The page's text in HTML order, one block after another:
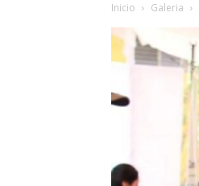
Inicio Galeria